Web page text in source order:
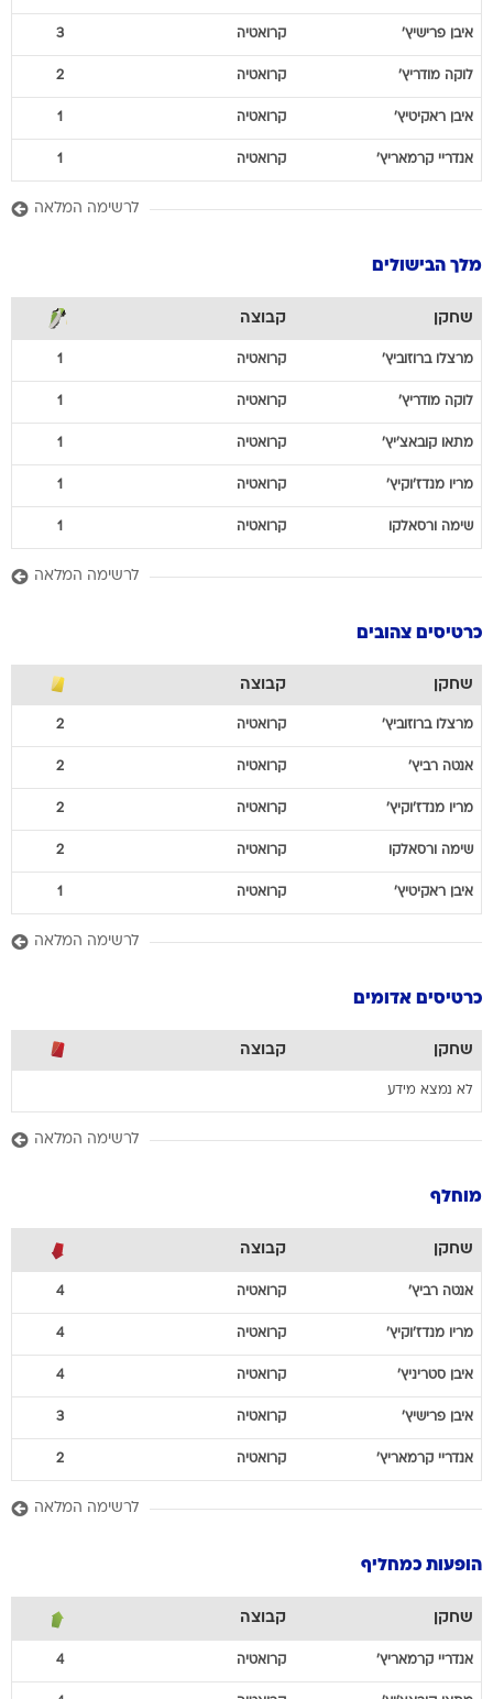
איבן פרישיץ' קרואטיה 3
לוקה מודריץ' קרואטיה 2
איבן ראקיטיץ' קרואטיה 1
אנדריי קרמאריץ' קרואטיה 1
לרשימה המלאה
מלך הבישולים
שחקן קבוצה
מרצלו ברוזוביץ' קרואטיה 1
לוקה מודריץ' קרואטיה 1
מתאו קובאצ'יץ' קרואטיה 1
מריו מנדז'וקיץ' קרואטיה 1
שימה ורסאלקו קרואטיה 1
לרשימה המלאה
כרטיסים צהובים
שחקן קבוצה
מרצלו ברוזוביץ' קרואטיה 2
אנטה רביץ' קרואטיה 2
מריו מנדז'וקיץ' קרואטיה 2
שימה ורסאלקו קרואטיה 2
איבן ראקיטיץ' קרואטיה 1
לרשימה המלאה
כרטיסים אדומים
שחקן קבוצה
לא נמצא מידע
לרשימה המלאה
מוחלף
שחקן קבוצה
אנטה רביץ' קרואטיה 4
מריו מנדז'וקיץ' קרואטיה 4
איבן סטריניץ' קרואטיה 4
איבן פרישיץ' קרואטיה 3
אנדריי קרמאריץ' קרואטיה 2
לרשימה המלאה
הופעות כמחליף
שחקן קבוצה
אנדריי קרמאריץ' קרואטיה 4